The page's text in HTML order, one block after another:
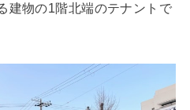
建物の1階北端のテナントで